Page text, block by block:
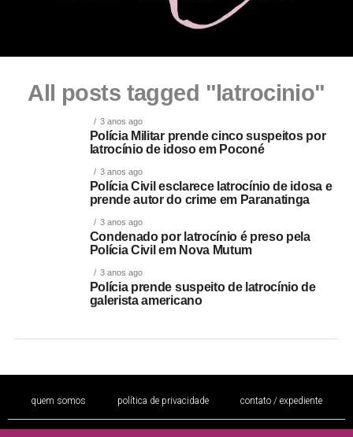
All posts tagged "latrocinio"
3 anos ago
Polícia Militar prende cinco suspeitos por
latrocínio de idoso em Poconé
3 anos ago
Polícia Civil esclarece latrocínio de idosa e
prende autor do crime em Paranatinga
3 anos ago
Condenado por latrocínio é preso pela
Polícia Civil em Nova Mutum
3 anos ago
Polícia prende suspeito de latrocínio de
galerista americano
quem somos política de privacidade contato / expediente